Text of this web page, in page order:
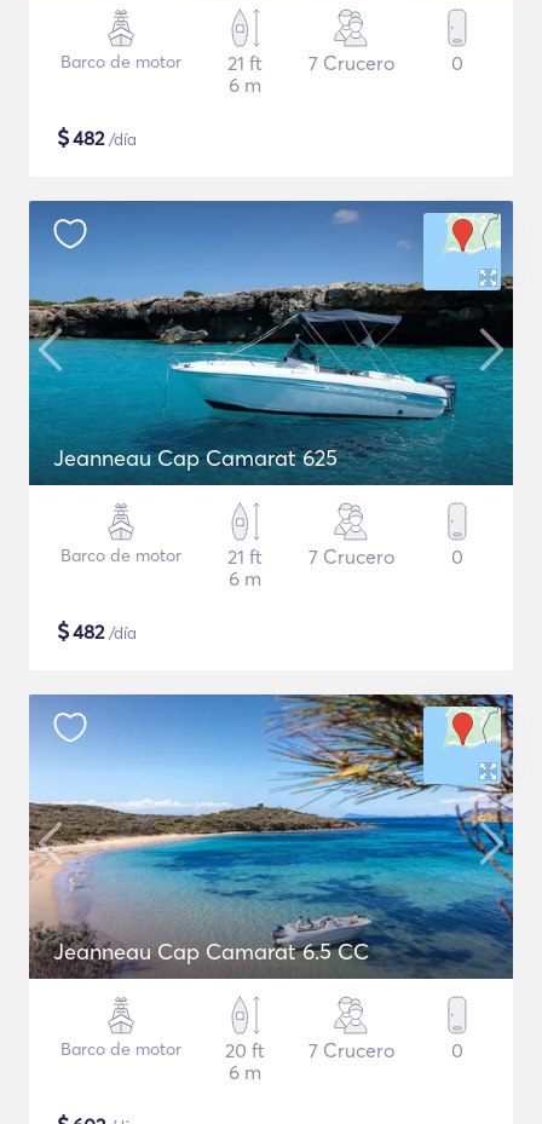
Barco de motor
21 ft
6 m
7 Crucero 0
$482/día
Jeanneau Cap Camarat 625
Barco de motor
21 ft
6 m
7 Crucero 0
$482/día
Jeanneau Cap Camarat 6.5 CC
Barco de motor
20 ft
6 m
7 Crucero 0